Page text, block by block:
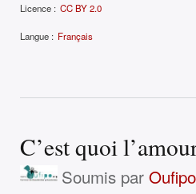
Licence : CC BY 2.0
Langue : Français
C’est quoi
Soumis par Oufipo